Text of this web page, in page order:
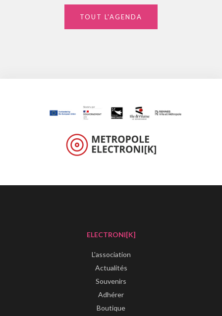
TOUT L'AGENDA
ELECTRONI[K]
L'association
Actualités
Souvenirs
Adhérer
Boutique